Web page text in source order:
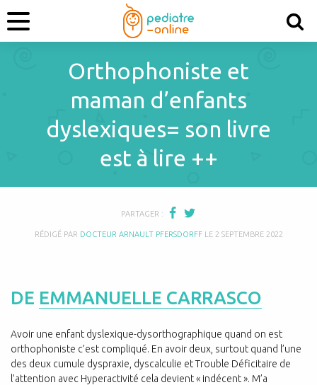
Orthophoniste et
maman d’enfants
dyslexiques= son livre
est à lire ++
PARTAGER :
RÉDIGÉ PAR DOCTEUR ARNAULT PFERSDORFFLE 2 SEPTEMBRE 2022
DE EMMANUELLE CARRASCO
Avoir une enfant dyslexique-dysorthographique quand on est
orthophoniste c’est compliqué. En avoir deux, surtout quand l’une
des deux cumule dyspraxie, dyscalculie et Trouble Déficitaire de
l’attention avec Hyperactivité cela devient « indécent ». M’a